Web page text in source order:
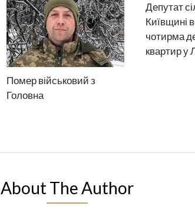
Помер військовий з
Головна
Депутат
Київщині
чотирма
квартир у
About The Author